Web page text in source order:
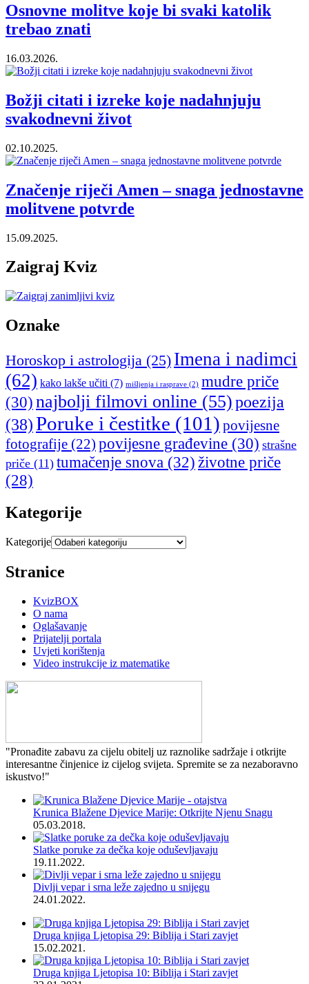
Osnovne molitve koje bi svaki katolik
trebao znati
16.03.2026.
Božji citati i izreke koje nadahnjuju
svakodnevni život
02.10.2025.
Značenje riječi Amen – snaga jednostavne
molitvene potvrde
15.09.2025.
Zaigraj Kviz
Oznake
Horoskop i astrologija (25) Imena i nadimci
(62) kako lakše učiti (7) mišljenja i rasprave (2) mudre priče
(30) najbolji filmovi online (55)poezija
(38)Poruke i čestitke (101) povijesne
fotografije (22) povijesne građevine (30) strašne
priče (11) tumačenje snova (32) životne priče
(28)
Kategorije
Kategorije
Stranice
KvizBOX
O nama
Oglašavanje
Prijatelji portala
Uvjeti korištenja
Video instrukcije iz matematike
"Pronađite zabavu za cijelu obitelj uz raznolike sadržaje i otkrijte
interesantne činjenice iz cijelog svijeta. Spremite se za nezaboravno
iskustvo!"
Krunica Blažene Djevice Marije: Otkrijte Njenu Snagu
05.03.2018.
Slatke poruke za dečka koje oduševljavaju
19.11.2022.
Divlji vepar i srna leže zajedno u snijegu
24.01.2022.
Druga knjiga Ljetopisa 29: Biblija i Stari zavjet
15.02.2021.
Druga knjiga Ljetopisa 10: Biblija i Stari zavjet